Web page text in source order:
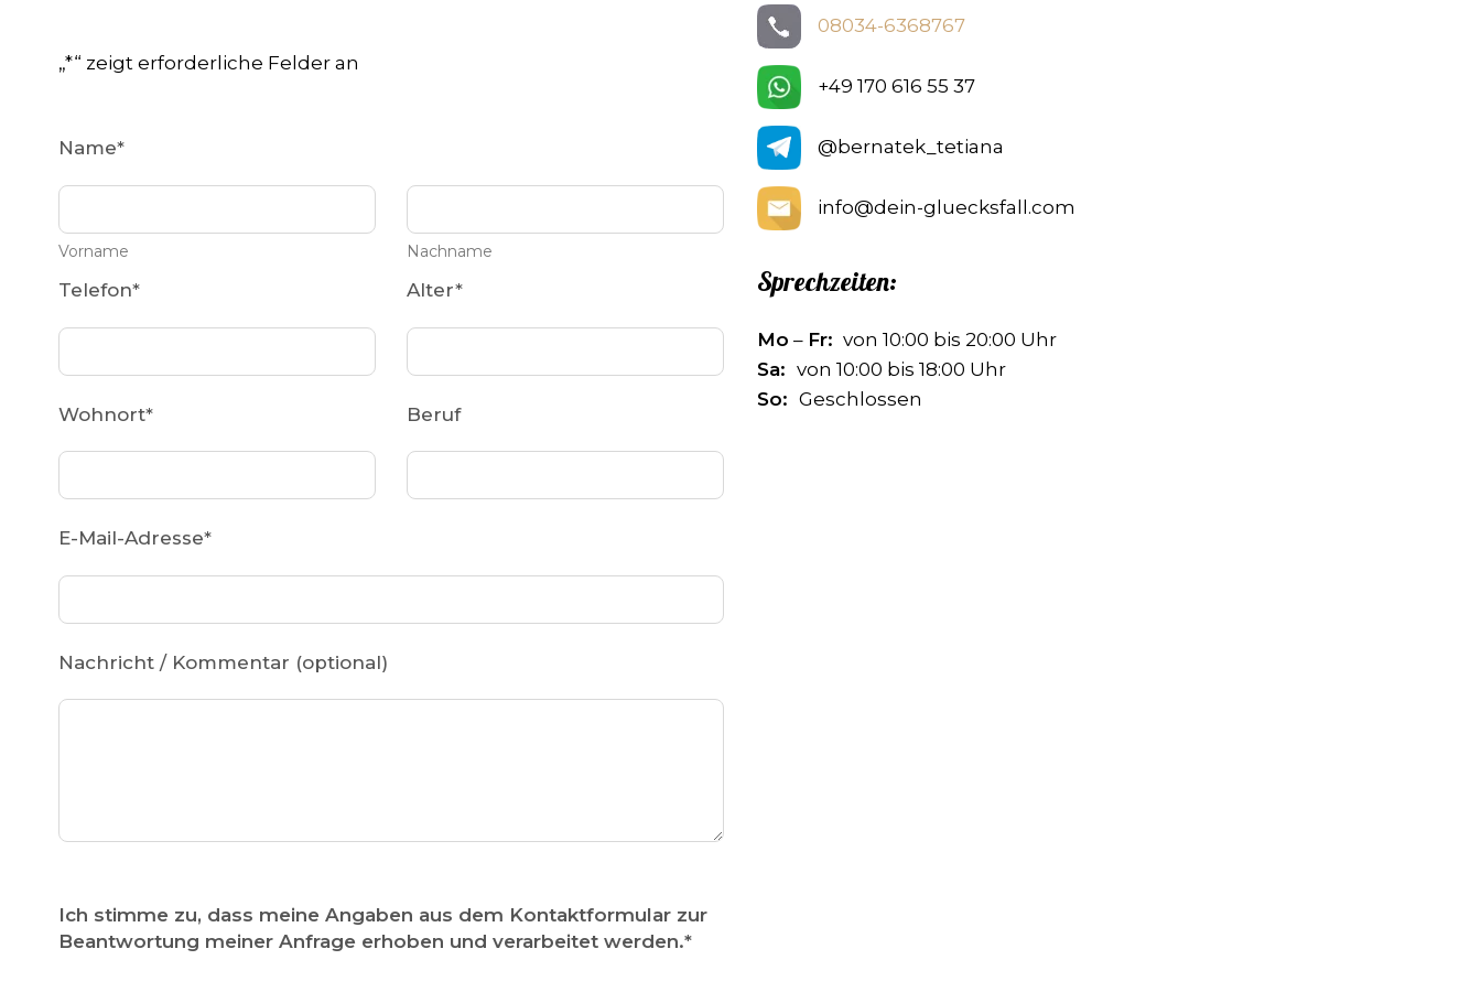
„*“ zeigt erforderliche Felder an
Name*
Vorname Nachname
Telefon* Alter*
Wohnort* Beruf
E-Mail-Adresse*
Nachricht / Kommentar (optional)
Ich stimme zu, dass meine Angaben aus dem Kontaktformular zur
Beantwortung meiner Anfrage erhoben und verarbeitet werden.*
08034-6368767
+49 170 616 55 37
@bernatek_tetiana
info@dein-gluecksfall.com
Sprechzeiten:
Mo – Fr: von 10:00 bis 20:00 Uhr
Sa: von 10:00 bis 18:00 Uhr
So: Geschlossen